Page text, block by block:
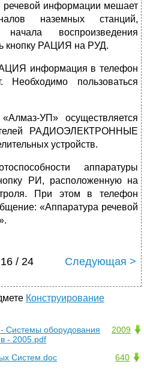
речевой информации мешает
наземных станций,
воспроизведения
кнопку РАЦИЯ на РУД.
информация в телефон
Необходимо пользоваться
УП» осуществляется
РАДИОЭЛЕКТРОННЫЕ
устройств.
аппаратуры
РИ, расположенную на
При этом в телефон
«Аппаратура речевой
16 / 24 Следующая >
Конструирование
2009
Системы оборудования
- 2005.pdf
640
Систем.doc